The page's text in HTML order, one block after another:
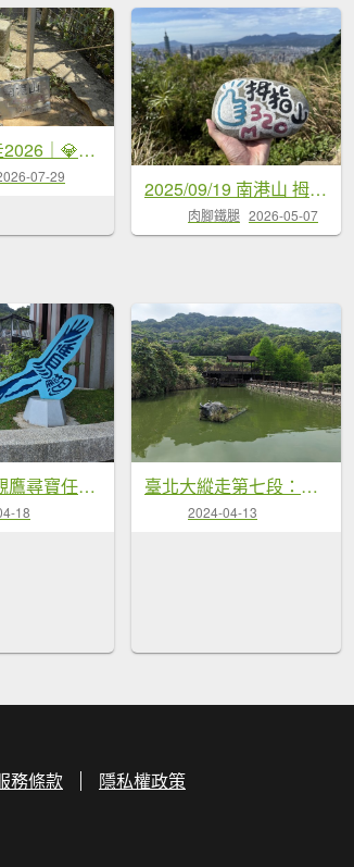
台北大縱走2026｜💎尋寶登上九五峰！第六段｜中華科大→九五峰→南港山→富陽生態公園
07-29
2025/09/19 南港山 拇指山 四獸山連走
肉腳鐵腿 2026-05-07
2024觀音觀鷹尋寶任務七條步道
18
臺北大縱走第七段：政大飛龍步道到指南宮竹柏參道
2024-04-13
務條款 隱私權政策